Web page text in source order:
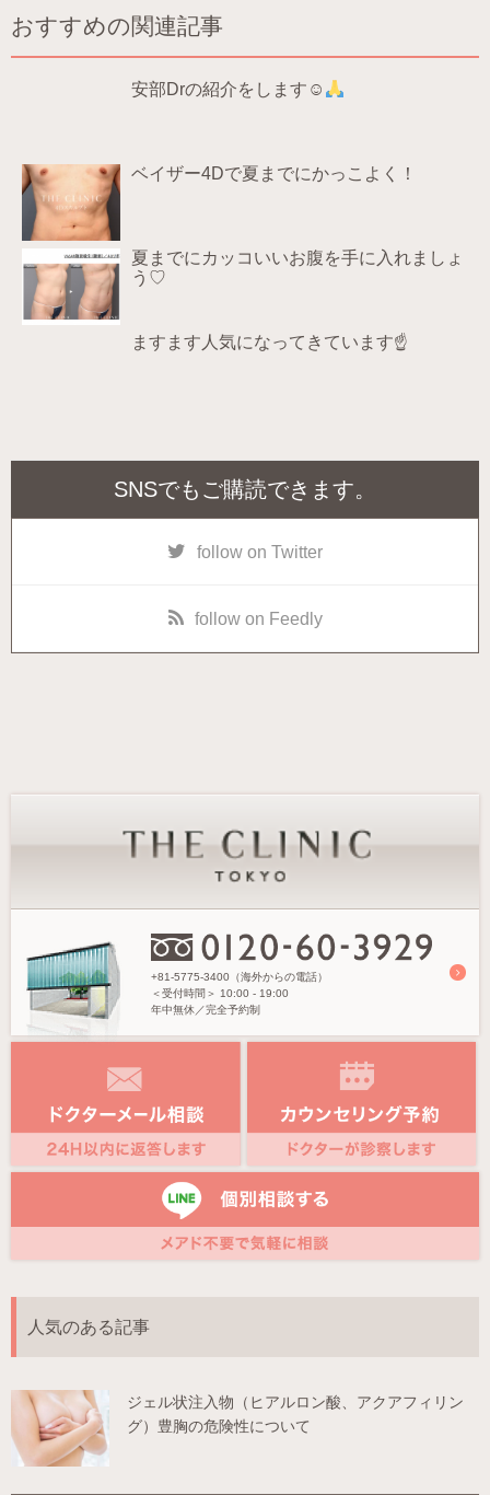
おすすめの関連記事
安部Drの紹介をします☺
ベイザー4Dで夏までにかっこよく！
夏までにカッコいいお腹を手に入れましょ
う♡
ますます人気になってきています☝
SNSでもご購読できます。
follow on Twitter
follow on Feedly
+81-5775-3400（海外からの電話）
＜受付時間＞ 10:00 - 19:00
年中無休／完全予約制
人気のある記事
ジェル状注入物（ヒアルロン酸、アクアフィリン
グ）豊胸の危険性について